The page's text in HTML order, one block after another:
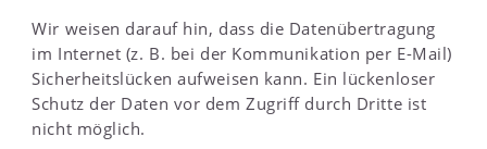
Wir weisen darauf hin, dass die Datenübertragung
im Internet (z. B. bei der Kommunikation per E-Mail)
Sicherheitslücken aufweisen kann. Ein lückenloser
Schutz der Daten vor dem Zugriff durch Dritte ist
nicht möglich.